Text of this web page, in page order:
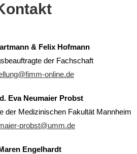
& Felix Hofmann
der Fachschaft
online.de
Eva Neumaier Probst
der Medizinischen Fakultät Mannheim
probst@umm.de
Engelhardt